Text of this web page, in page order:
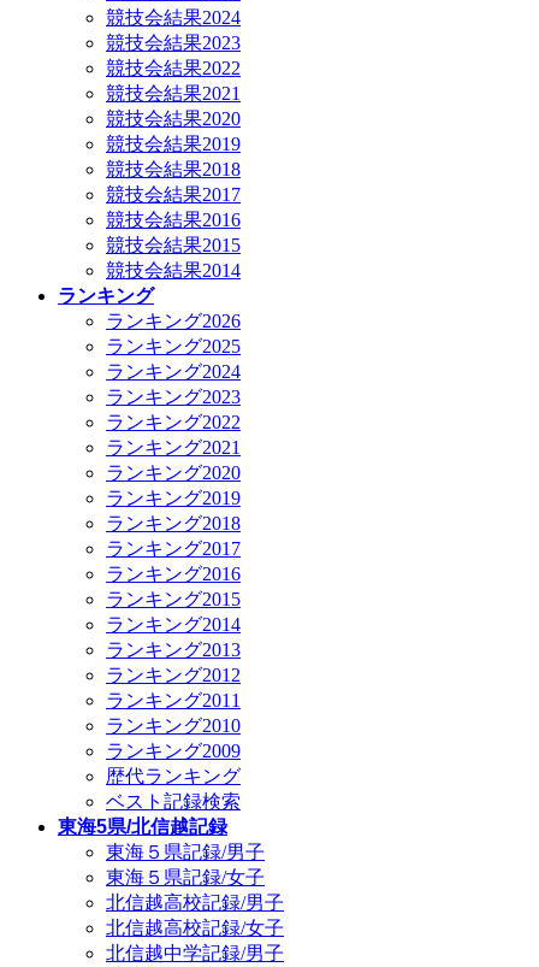
競技会結果2024
競技会結果2023
競技会結果2022
競技会結果2021
競技会結果2020
競技会結果2019
競技会結果2018
競技会結果2017
競技会結果2016
競技会結果2015
競技会結果2014
ランキング
ランキング2026
ランキング2025
ランキング2024
ランキング2023
ランキング2022
ランキング2021
ランキング2020
ランキング2019
ランキング2018
ランキング2017
ランキング2016
ランキング2015
ランキング2014
ランキング2013
ランキング2012
ランキング2011
ランキング2010
ランキング2009
歴代ランキング
ベスト記録検索
東海5県/北信越記録
東海５県記録/男子
東海５県記録/女子
北信越高校記録/男子
北信越高校記録/女子
北信越中学記録/男子